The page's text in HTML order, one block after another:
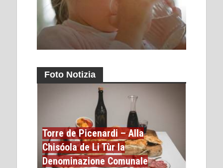
Foto Notizia
Torre de Picenardi – Alla
Chisóola de Li Tùr la
Denominazione Comunale